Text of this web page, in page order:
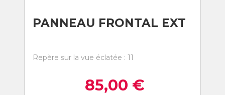
PANNEAU FRONTAL EXT
Repère sur la vue éclatée : 11
85,00 €